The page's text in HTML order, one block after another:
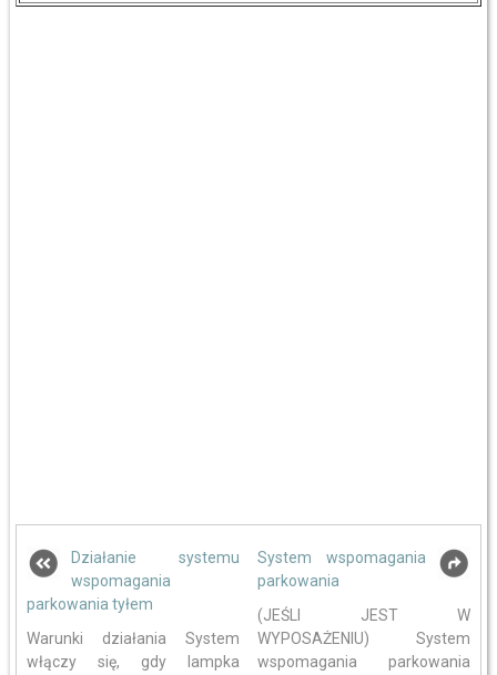
Działanie systemu
wspomagania
parkowania tyłem
Warunki działania System
włączy się, gdy lampka
System wspomagania
parkowania
(JEŚLI JEST W
WYPOSAŻENIU) System
wspomagania parkowania